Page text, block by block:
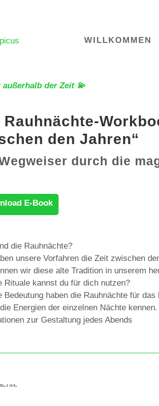
WILLKOMMEN
außerhalb der Zeit 💫
Rauhnächte-
den Jahren“
durch die
E-Book
die Rauhnächte?
unsere Vorfahren die Zeit zwischen
wir diese alte Tradition in unserem
Rituale kannst du für dich nutzen?
Bedeutung haben die Rauhnächte für das
Energien der einzelnen Nächte kennen.
zur Gestaltung jedes Abends